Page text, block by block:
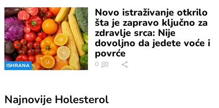
ISHRANA
Novo istraživanje otkrilo
šta je zapravo ključno za
zdravlje srca: Nije
dovoljno da jedete voće i
povrće
0
Najnovije Holesterol